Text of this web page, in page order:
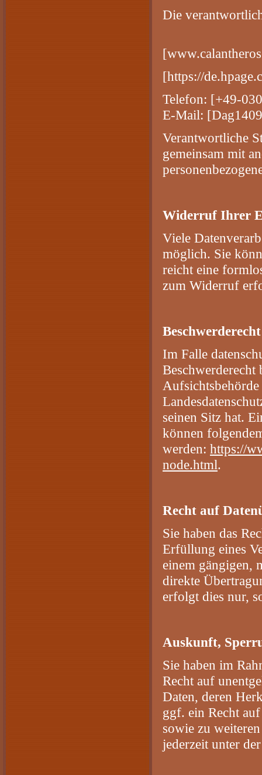
Die
[https://
Telefon: [+49-
E-Mail:
Verantwortliche
gemeinsam mit
Widerruf Ihrer
Viele
möglich. Sie
reicht eine
zum Widerruf
Im Falle
Beschwerderecht
seinen Sitz hat.
können
werden: https://
node.html.
Recht auf
Sie haben das
Erfüllung eines
einem gängigen,
direkte
erfolgt dies nur,
Auskunft,
Sie haben im
Recht auf
Daten, deren
ggf. ein Recht
sowie zu
jederzeit unter